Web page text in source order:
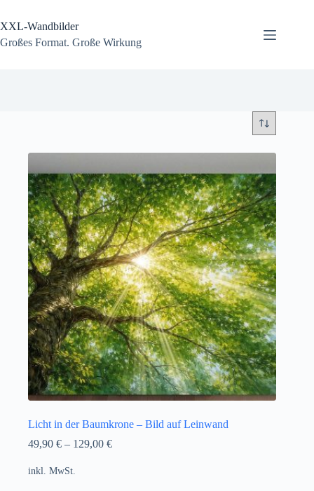
springen
XXL-Wandbilder
Großes Format. Große Wirkung
Licht in der Baumkrone – Bild auf Leinwand
49,90 € – 129,00 €
inkl. MwSt.